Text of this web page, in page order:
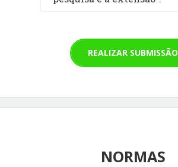
REALIZAR SUBMISSÃO
NORMAS